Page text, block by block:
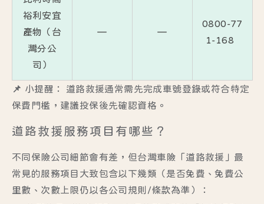
裕利安宜
產物（台
灣分公
司）
— —
0800-77
1-168
📌 小提醒：
道路救援通常需先完成車號登錄或符合特定
保費門檻，建議投保後先確認資格。
道路救援服務項目有哪些？
不同保險公司細節會有差，但台灣車險「道路救援」最
常見的服務項目大致包含以下幾類（是否免費、免費公
里數、次數上限仍以各公司規則/條款為準）：